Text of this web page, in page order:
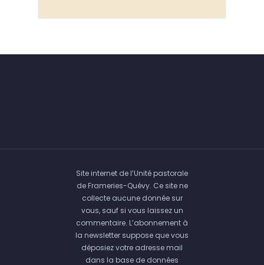
Site internet de l’Unité pastorale
de Frameries-Quévy. Ce site ne
collecte aucune donnée sur
vous, sauf si vous laissez un
commentaire. L’abonnement à
la newsletter suppose que vous
déposiez votre adresse mail
dans la base de données